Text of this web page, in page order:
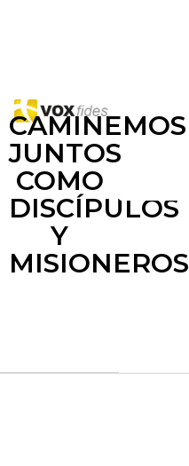
CAMINEMOS
JUNTOS
COMO
DISCÍPULOS
Y
MISIONEROS